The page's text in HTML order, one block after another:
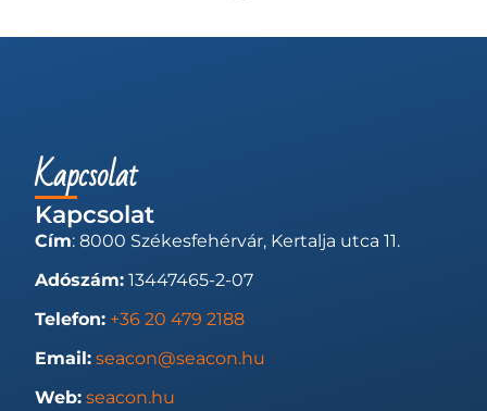
Kapcsolat
Kapcsolat
Cím: 8000 Székesfehérvár, Kertalja utca 11.
Adószám: 13447465-2-07
Telefon: +36 20 479 2188
Email: seacon@seacon.hu
Web: seacon.hu